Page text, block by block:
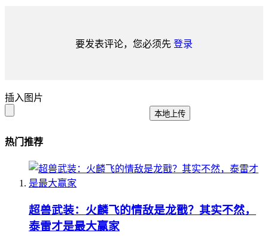
要发表评论，您必须先 登录
插入图片
本地上传
热门推荐
超兽武装：火麟飞的情敌是龙戬？其实不然，
泰雷才是最大赢家